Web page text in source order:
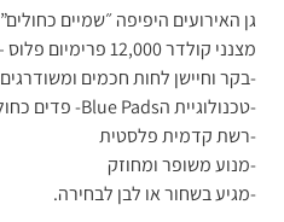
מצנני קולדר 12,000 פרימיום פלוס – הדגם החדש של 2018
-בקר וחיישן לחות חכמים ומשודרגים
-טכנולוגיית הBlue Pads- פדים כחולים.
-רשת קדמית פלסטית
-מנוע משופר ומחוזק
-מגיע בשחור או לבן לבחירה.